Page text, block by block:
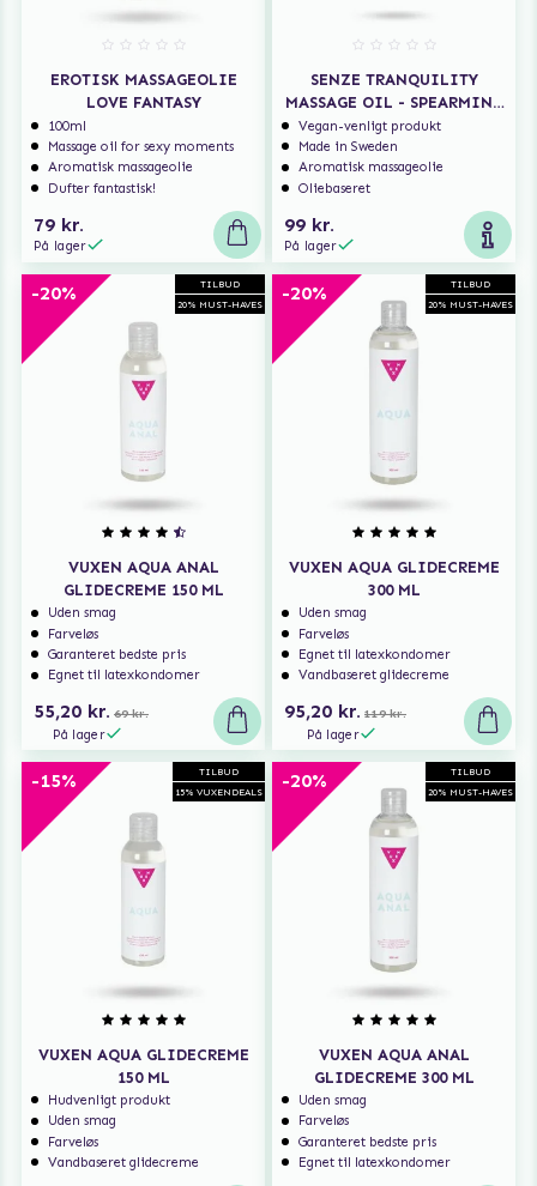
EROTISK MASSAGEOLIE
LOVE FANTASY
100ml
Massage oil for sexy moments
Aromatisk massageolie
Dufter fantastisk!
79 kr.
På lager
SENZE TRANQUILITY
MASSAGE OIL - SPEARMINT
ROSE ORANGE
Vegan-venligt produkt
Made in Sweden
Aromatisk massageolie
Oliebaseret
99 kr.
På lager
TILBUD
20% MUST-HAVES
-20%
VUXEN AQUA ANAL
GLIDECREME 150 ML
Uden smag
Farveløs
Garanteret bedste pris
Egnet til latexkondomer
55,20 kr. 69 kr.
På lager
TILBUD
20% MUST-HAVES
-20%
VUXEN AQUA GLIDECREME
300 ML
Uden smag
Farveløs
Egnet til latexkondomer
Vandbaseret glidecreme
95,20 kr. 119 kr.
På lager
TILBUD
15% VUXENDEALS
-15%
VUXEN AQUA GLIDECREME
150 ML
Hudvenligt produkt
Uden smag
Farveløs
Vandbaseret glidecreme
TILBUD
20% MUST-HAVES
-20%
VUXEN AQUA ANAL
GLIDECREME 300 ML
Uden smag
Farveløs
Garanteret bedste pris
Egnet til latexkondomer